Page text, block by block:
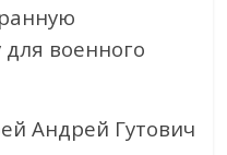
военного
Андрей Гутович